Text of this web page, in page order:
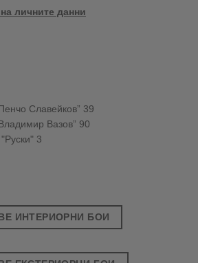
личните данни
Славейков” 39
Вазов” 90
3
ИНТЕРИОРНИ БОИ